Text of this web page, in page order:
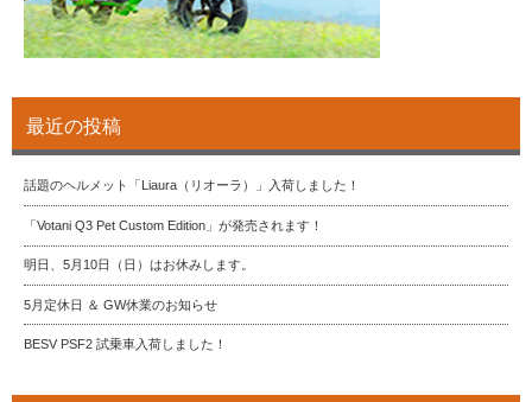
最近の投稿
話題のヘルメット「Liaura（リオーラ）」入荷しました！
「Votani Q3 Pet Custom Edition」が発売されます！
明日、5月10日（日）はお休みします。
5月定休日 ＆ GW休業のお知らせ
BESV PSF2 試乗車入荷しました！